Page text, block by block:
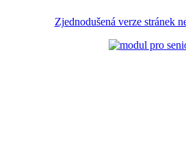
Zjednodušená verze stránek